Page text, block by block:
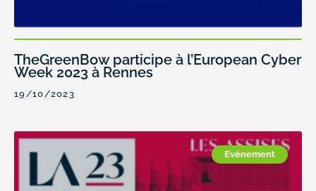
TheGreenBow participe à l’European Cyber
Week 2023 à Rennes
19/10/2023
Evénement